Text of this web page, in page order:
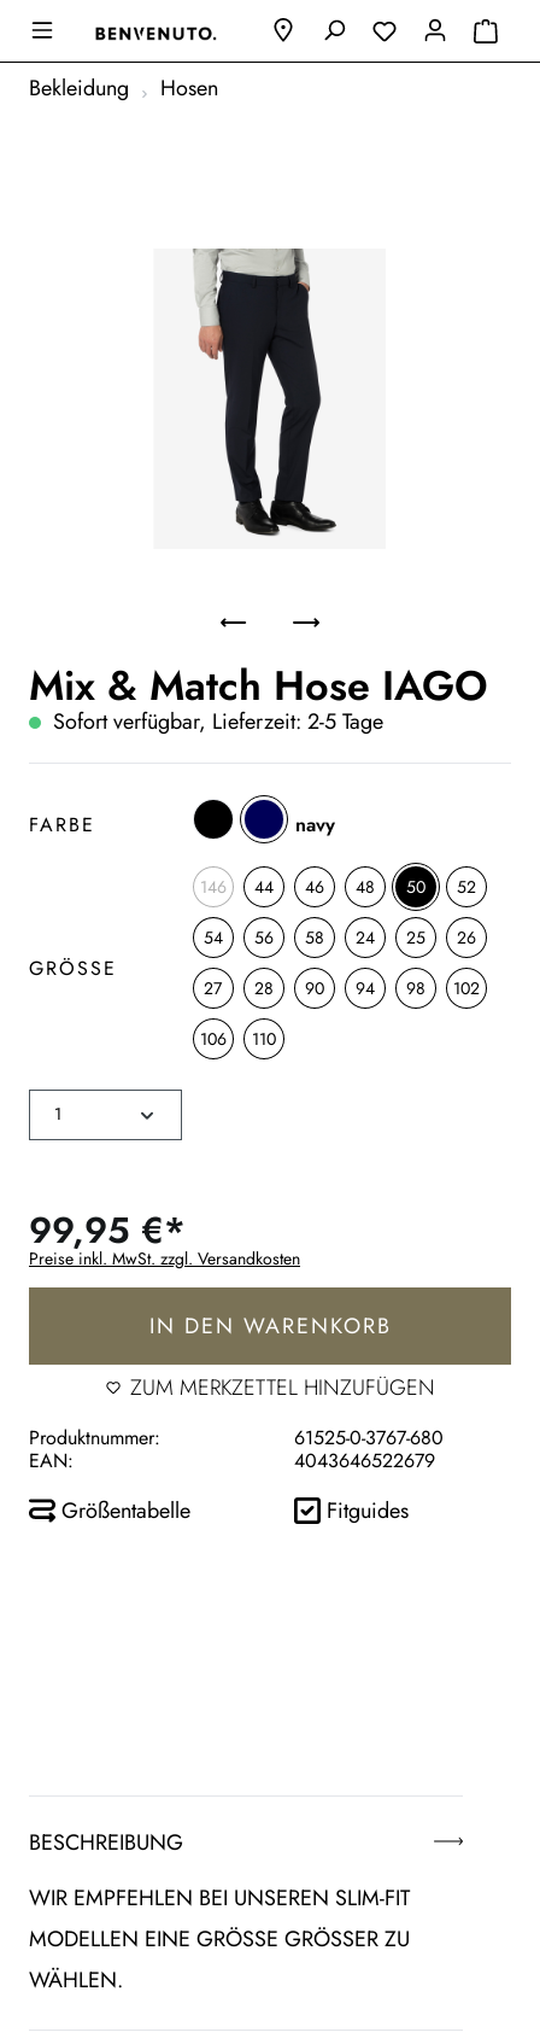
Bekleidung Hosen
Mix & Match Hose IAGO
Sofort verfügbar, Lieferzeit: 2-5 Tage
FARBE navy
GRÖSSE
146 44 46 48 50 52
54 56 58 24 25 26
27 28 90 94 98 102
106 110
99,95 €*
Preise inkl. MwSt. zzgl. Versandkosten
IN DEN WARENKORB
ZUM MERKZETTEL HINZUFÜGEN
Produktnummer:
61525-0-3767-680
EAN:
4043646522679
Größentabelle Fitguides
BESCHREIBUNG
WIR EMPFEHLEN BEI UNSEREN SLIM-FIT
MODELLEN EINE GRÖSSE GRÖSSER ZU WÄ
HLEN.